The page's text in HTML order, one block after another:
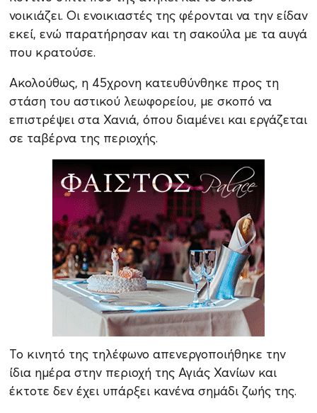
νοικιάζει. Οι ενοικιαστές της φέρονται να την είδαν
εκεί, ενώ παρατήρησαν και τη σακούλα με τα αυγά
που κρατούσε.
Ακολούθως, η 45χρονη κατευθύνθηκε προς τη
στάση του αστικού λεωφορείου, με σκοπό να
επιστρέψει στα Χανιά, όπου διαμένει και εργάζεται
σε ταβέρνα της περιοχής.
Το κινητό της τηλέφωνο απενεργοποιήθηκε την
ίδια ημέρα στην περιοχή της Αγιάς Χανίων και
έκτοτε δεν έχει υπάρξει κανένα σημάδι ζωής της.